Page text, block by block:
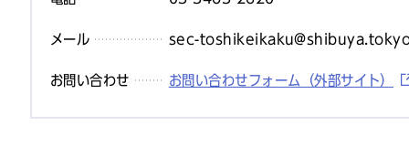
メール sec-
お問い合わせ お問い合わせフォーム（外部サイト）